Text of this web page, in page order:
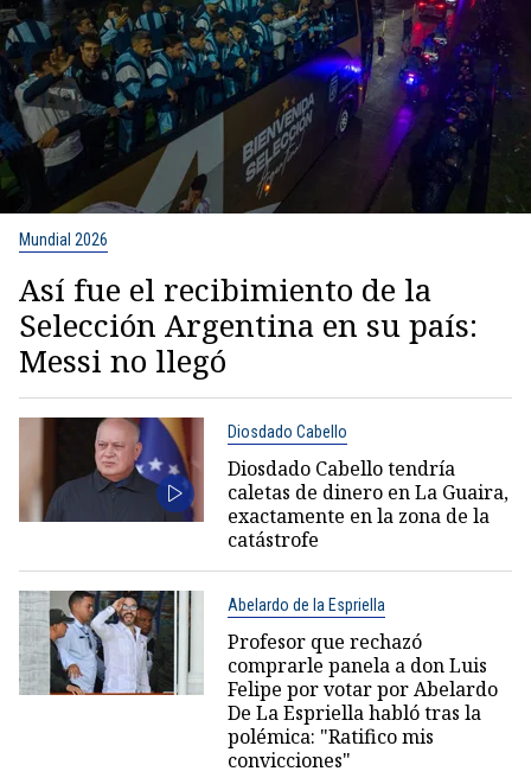
Mundial 2026
Así fue el recibimiento de la
Selección Argentina en su país:
Messi no llegó
Diosdado Cabello
Diosdado Cabello tendría
caletas de dinero en La Guaira,
exactamente en la zona de la
catástrofe
Abelardo de la Espriella
Profesor que rechazó
comprarle panela a don Luis
Felipe por votar por Abelardo
De La Espriella habló tras la
polémica: "Ratifico mis
convicciones"